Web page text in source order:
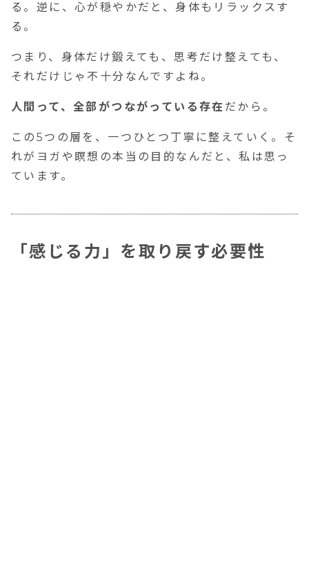
る。逆に、心が穏やかだと、身体もリラックスす
る。
つまり、身体だけ鍛えても、思考だけ整えても、
それだけじゃ不十分なんですよね。
人間って、全部がつながっている存在 だから。
この5つの層を、一つひとつ丁寧に整えていく。そ
れがヨガや瞑想の本当の目的なんだと、私は思っ
ています。
「感じる力」を取り戻す必要性